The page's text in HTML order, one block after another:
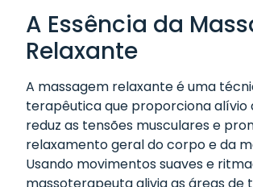
A Essência da
Relaxante
A massagem relaxante é uma
terapêutica que proporciona alívio
reduz as tensões musculares e
relaxamento geral do corpo e da
Usando movimentos suaves e